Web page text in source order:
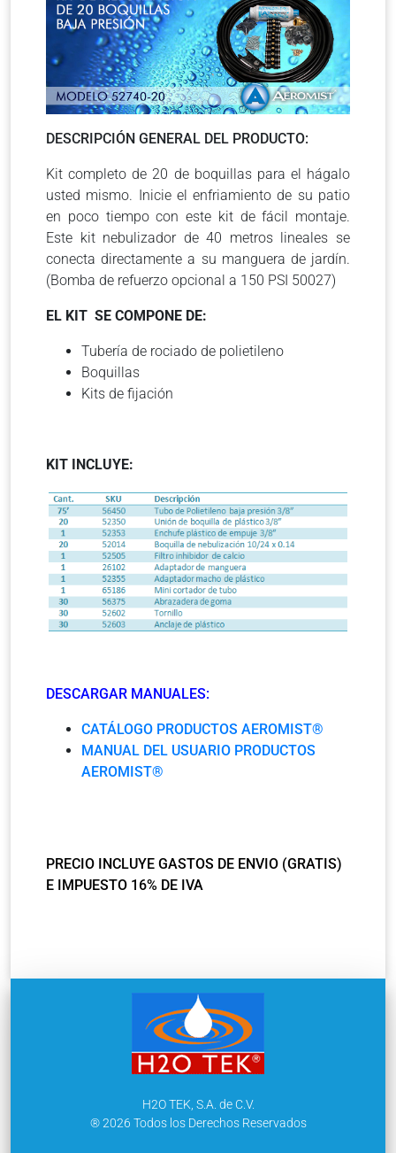
DESCRIPCIÓN GENERAL DEL PRODUCTO:
Kit completo de 20 de boquillas para el hágalo
usted mismo. Inicie el enfriamiento de su patio
en poco tiempo con este kit de fácil montaje.
Este kit nebulizador de 40 metros lineales se
conecta directamente a su manguera de jardín.
(Bomba de refuerzo opcional a 150 PSI 50027)
EL KIT SE COMPONE DE:
Tubería de rociado de polietileno
Boquillas
Kits de fijación
KIT INCLUYE:
DESCARGAR MANUALES:
CATÁLOGO PRODUCTOS AEROMIST®
MANUAL DEL USUARIO PRODUCTOS
AEROMIST®
PRECIO INCLUYE GASTOS DE ENVIO (GRATIS)
E IMPUESTO 16% DE IVA
H2O TEK, S.A. de C.V.
® 2026 Todos los Derechos Reservados